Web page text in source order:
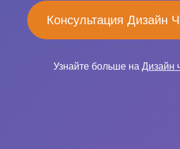
Консультация Дизайн
Узнайте больше на Дизайн